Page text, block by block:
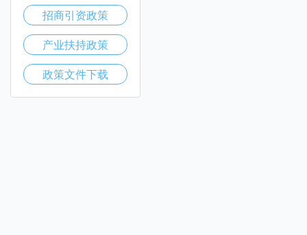
招商引资政策
产业扶持政策
政策文件下载